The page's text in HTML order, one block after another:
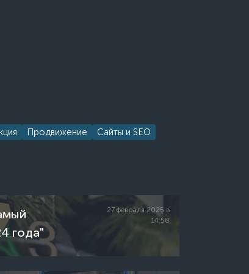
Продвижение
Сайты и SEO
года"
27 февраля 2025 в
14:58